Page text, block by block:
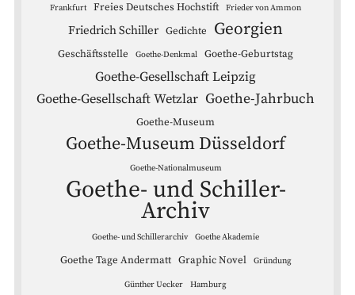
Frankfurt Freies Deutsches Hochstift Frieder von Ammon
Friedrich Schiller Gedichte Georgien
Geschäftsstelle Goethe-Denkmal Goethe-Geburtstag
Goethe-Gesellschaft Leipzig
Goethe-Gesellschaft Wetzlar Goethe-Jahrbuch
Goethe-Museum
Goethe-Museum Düsseldorf
Goethe-Nationalmuseum
Goethe- und Schiller-
Archiv
Goethe- und Schillerarchiv Goethe Akademie
Goethe Tage Andermatt Graphic Novel Gründung
Günther Uecker Hamburg